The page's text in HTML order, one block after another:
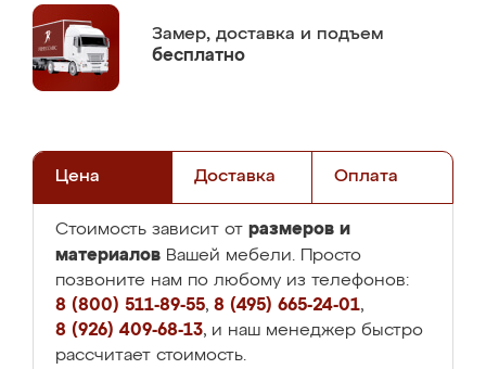
Замер, доставка и подъем
бесплатно
Цена Доставка Оплата
Стоимость зависит от размеров и
материалов Вашей мебели. Просто
позвоните нам по любому из телефонов:
8 (800) 511-89-55, 8 (495) 665-24-01,
8 (926) 409-68-13, и наш менеджер быстро
рассчитает стоимость.